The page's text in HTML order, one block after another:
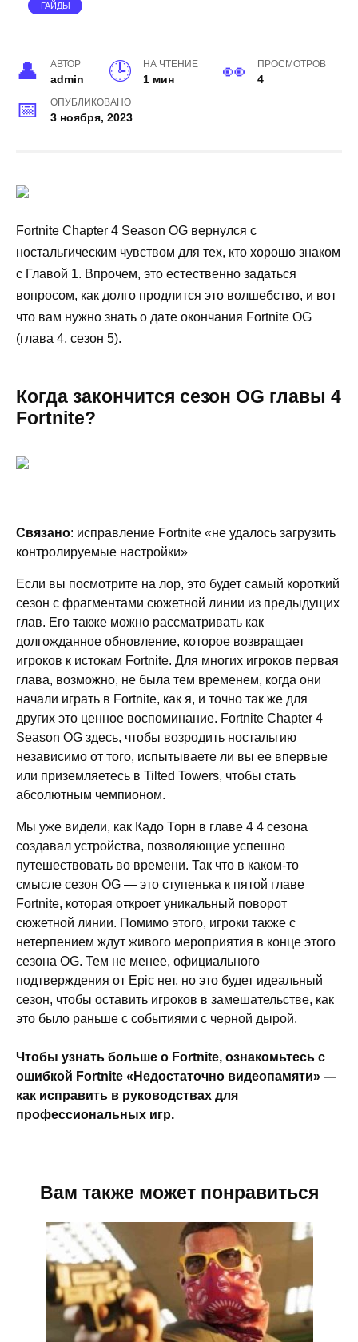
ГАЙДЫ
АВТОР
admin
НА ЧТЕНИЕ
1 мин
ПРОСМОТРОВ
4
ОПУБЛИКОВАНО
3 ноября, 2023
Fortnite Chapter 4 Season OG вернулся с
ностальгическим чувством для тех, кто хорошо знаком
с Главой 1. Впрочем, это естественно задаться
вопросом, как долго продлится это волшебство, и вот
что вам нужно знать о дате окончания Fortnite OG
(глава 4, сезон 5).
Когда закончится сезон OG главы 4
Fortnite?
Связано: исправление Fortnite «не удалось загрузить
контролируемые настройки»
Если вы посмотрите на лор, это будет самый короткий
сезон с фрагментами сюжетной линии из предыдущих
глав. Его также можно рассматривать как
долгожданное обновление, которое возвращает
игроков к истокам Fortnite. Для многих игроков первая
глава, возможно, не была тем временем, когда они
начали играть в Fortnite, как я, и точно так же для
других это ценное воспоминание. Fortnite Chapter 4
Season OG здесь, чтобы возродить ностальгию
независимо от того, испытываете ли вы ее впервые
или приземляетесь в Tilted Towers, чтобы стать
абсолютным чемпионом.
Мы уже видели, как Кадо Торн в главе 4 4 сезона
создавал устройства, позволяющие успешно
путешествовать во времени. Так что в каком-то
смысле сезон OG — это ступенька к пятой главе
Fortnite, которая откроет уникальный поворот
сюжетной линии. Помимо этого, игроки также с
нетерпением ждут живого мероприятия в конце этого
сезона OG. Тем не менее, официального
подтверждения от Epic нет, но это будет идеальный
сезон, чтобы оставить игроков в замешательстве, как
это было раньше с событиями с черной дырой.
Чтобы узнать больше о Fortnite, ознакомьтесь с
ошибкой Fortnite «Недостаточно видеопамяти» —
как исправить в руководствах для
профессиональных игр.
Вам также может понравиться